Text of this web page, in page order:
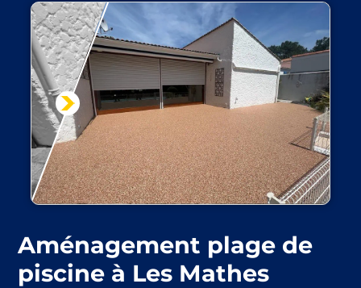
Aménagement plage de
piscine à Les Mathes